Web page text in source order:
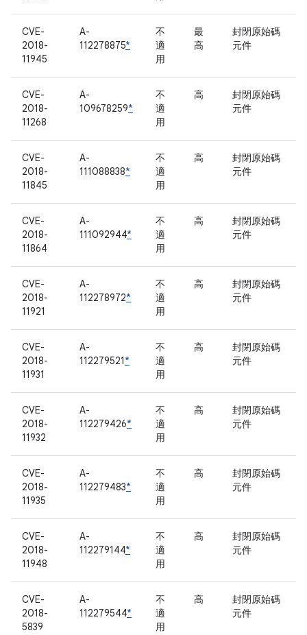
CVE-
2018-
11945
A-
112278875*
不
適
用
最
高
封閉原始碼
元件
CVE-
2018-
11268
A-
109678259*
不
適
用
高
封閉原始碼
元件
CVE-
2018-
11845
A-
111088838*
不
適
用
高
封閉原始碼
元件
CVE-
2018-
11864
A-
111092944*
不
適
用
高
封閉原始碼
元件
CVE-
2018-
11921
A-
112278972*
不
適
用
高
封閉原始碼
元件
CVE-
2018-
11931
A-
112279521*
不
適
用
高
封閉原始碼
元件
CVE-
2018-
11932
A-
112279426*
不
適
用
高
封閉原始碼
元件
CVE-
2018-
11935
A-
112279483*
不
適
用
高
封閉原始碼
元件
CVE-
2018-
11948
A-
112279144*
不
適
用
高
封閉原始碼
元件
CVE-
2018-
5839
A-
112279544*
不
適
用
高
封閉原始碼
元件